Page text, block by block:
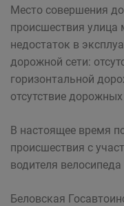
Место совершения
происшествия улица
недостаток в
дорожной сети:
горизонтальной
отсутствие
В настоящее время
происшествия с
водителя
Беловская